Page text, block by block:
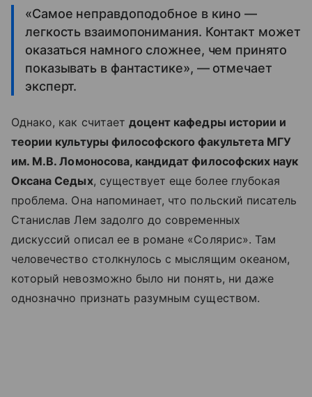
«Самое неправдоподобное в кино —
легкость взаимопонимания. Контакт может
оказаться намного сложнее, чем принято
показывать в фантастике», — отмечает
эксперт.
Однако, как считает доцент кафедры истории и
теории культуры философского факультета МГУ
им. М.В. Ломоносова, кандидат философских наук
Оксана Седых, существует еще более глубокая
проблема. Она напоминает, что польский писатель
Станислав Лем задолго до современных
дискуссий описал ее в романе «Солярис». Там
человечество столкнулось с мыслящим океаном,
который невозможно было ни понять, ни даже
однозначно признать разумным существом.